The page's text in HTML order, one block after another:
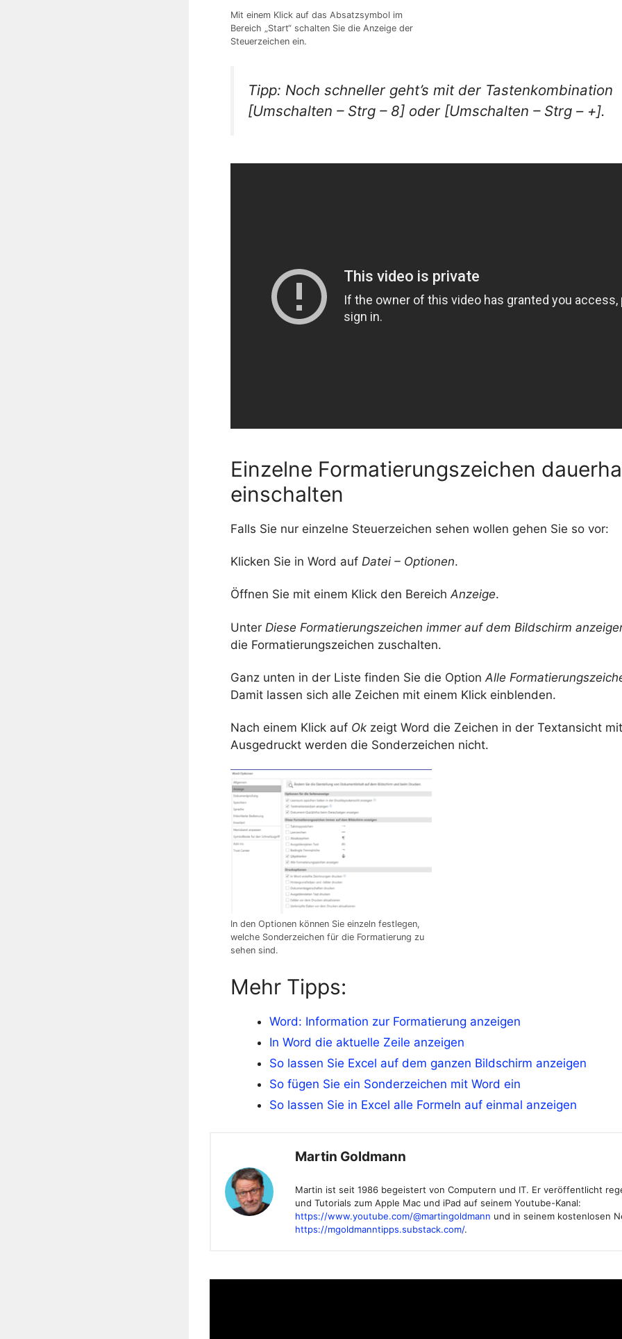
Mit einem Klick auf das Absatzsymbol im
Bereich „Start“ schalten Sie die Anzeige der
Steuerzeichen ein.
Tipp: Noch schneller geht’s mit der Tastenkombination
[Umschalten – Strg – 8] oder [Umschalten – Strg – +].
Einzelne Formatierungszeichen
einschalten
Falls Sie nur einzelne Steuerzeichen sehen wollen gehen Sie so vor:
Klicken Sie in Word auf Datei – Optionen.
Öffnen Sie mit einem Klick den BereichAnzeige.
Unter Diese Formatierungszeichen immer auf dem Bildschirm
die Formatierungszeichen zuschalten.
Ganz unten in der Liste finden Sie die Option Alle
Damit lassen sich alle Zeichen mit einem Klick einblenden.
Nach einem Klick auf Ok zeigt Word die Zeichen in der Textansicht
Ausgedruckt werden die Sonderzeichen nicht.
In den Optionen können Sie einzeln festlegen,
welche Sonderzeichen für die Formatierung zu
sehen sind.
Mehr Tipps:
Word: Information zur Formatierung anzeigen
In Word die aktuelle Zeile anzeigen
So lassen Sie Excel auf dem ganzen Bildschirm anzeigen
So fügen Sie ein Sonderzeichen mit Word ein
So lassen Sie in Excel alle Formeln auf einmal anzeigen
Martin Goldmann
Martin ist seit 1986 begeistert von Computern und IT. Er veröffentlicht
und Tutorials zum Apple Mac und iPad auf seinem Youtube-Kanal:
https://www.youtube.com/@martingoldmann und in seinem kostenlosen
https://mgoldmanntipps.substack.com/.